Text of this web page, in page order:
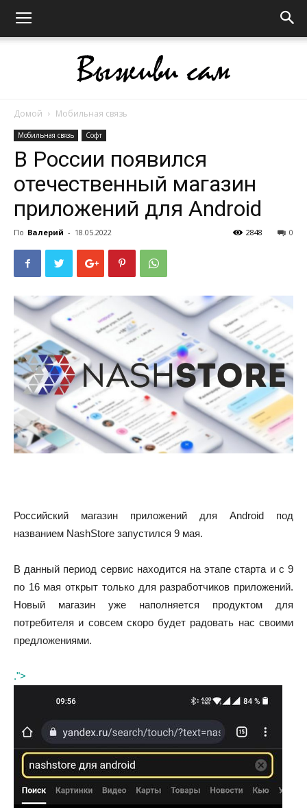
сам
Домой Мобильная связь
Мобильная связь Софт
В России появился
отечественный магазин
приложений для Android
По Валерий - 18.05.2022 0
2848
Российский магазин приложений для Android под
названием NashStore запустился 9 мая.
В данный период сервис находится на этапе старта и с 9
по 16 мая открыт только для разработчиков приложений.
Новый магазин уже наполняется продуктом для
потребителя и совсем скоро будет радовать нас своими
предложениями.
.">